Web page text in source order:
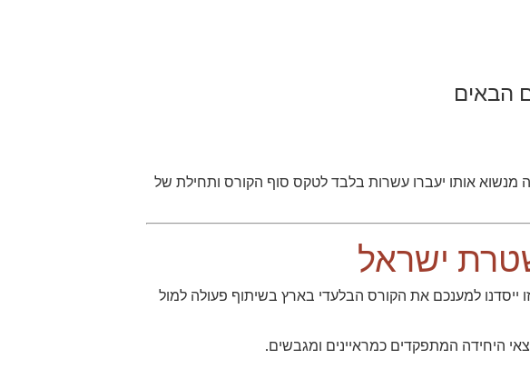
הבאים
מנשוא אותו יעברו עשרות בלבד לטקס סוף הקורס ותחילת של
ישראל
למענכם את הקורס הבלעדי בארץ בשיתוף פעולה למול
היחידה המתפקדים כמראיינים ומגבשים.